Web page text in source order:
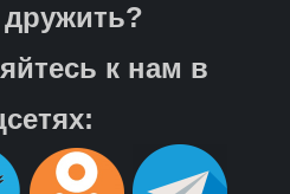
к нам в